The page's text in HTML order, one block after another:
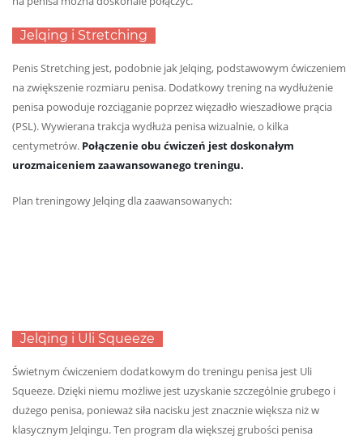
Jelqing i Stretching
Penis Stretching jest, podobnie jak Jelqing, podstawowym ćwiczeniem
na zwiększenie rozmiaru penisa. Dodatkowy trening na wydłużenie
penisa powoduje rozciąganie poprzez więzadło wieszadłowe prącia
(PSL). Wywierana trakcja wydłuża penisa wizualnie, o kilka
centymetrów. Połączenie obu ćwiczeń jest doskonałym
urozmaiceniem zaawansowanego treningu.
Plan treningowy Jelqing dla zaawansowanych:
Jelqing i Uli Squeeze
Świetnym ćwiczeniem dodatkowym do treningu penisa jest Uli
Squeeze. Dzięki niemu możliwe jest uzyskanie szczególnie grubego i
dużego penisa, ponieważ siła nacisku jest znacznie większa niż w
klasycznym Jelqingu. Ten program dla większej grubości penisa